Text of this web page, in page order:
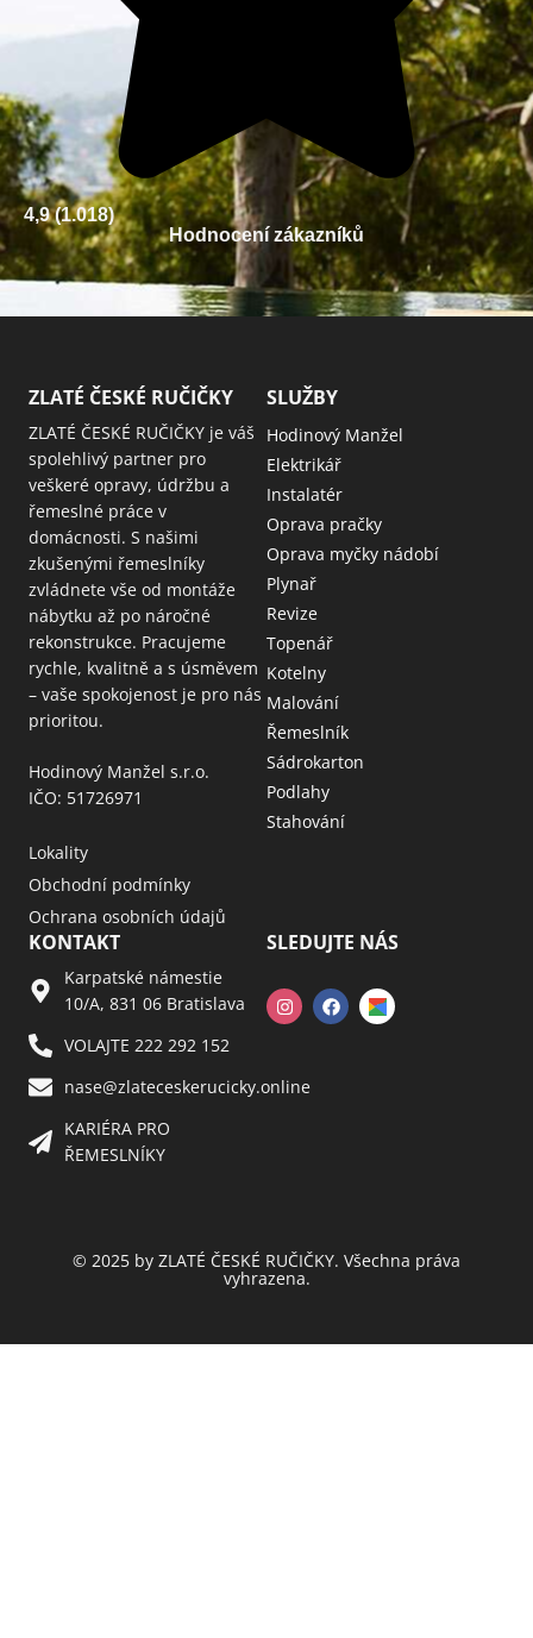
4,9 (1.018)
Hodnocení zákazníků
ZLATÉ ČESKÉ RUČIČKY
ZLATÉ ČESKÉ RUČIČKY je váš
spolehlivý partner pro
veškeré opravy, údržbu a
řemeslné práce v
domácnosti. S našimi
zkušenými řemeslníky
zvládnete vše od montáže
nábytku až po náročné
rekonstrukce. Pracujeme
rychle, kvalitně a s úsměvem
– vaše spokojenost je pro nás
prioritou.
Hodinový Manžel s.r.o.
IČO: 51726971
Lokality
Obchodní podmínky
Ochrana osobních údajů
SLUŽBY
Hodinový Manžel
Elektrikář
Instalatér
Oprava pračky
Oprava myčky nádobí
Plynař
Revize
Topenář
Kotelny
Malování
Řemeslník
Sádrokarton
Podlahy
Stahování
KONTAKT
Karpatské námestie
10/A, 831 06 Bratislava
VOLAJTE 222 292 152
nase@zlateceskerucicky.online
KARIÉRA PRO
ŘEMESLNÍKY
SLEDUJTE NÁS
© 2025 by ZLATÉ ČESKÉ RUČIČKY. Všechna práva
vyhrazena.